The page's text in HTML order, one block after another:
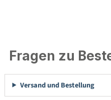
Fragen zu
Versand und Bestellung